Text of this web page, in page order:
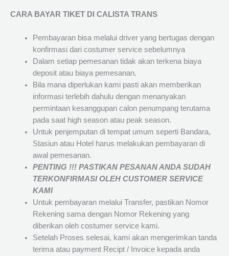
CARA BAYAR TIKET DI CALISTA TRANS
Pembayaran bisa melalui driver yang bertugas dengan
konfirmasi dari costumer service sebelumnya
Dalam setiap pemesanan tidak akan terkena biaya
deposit atau biaya pemesanan.
Bila mana diperlukan kami pasti akan memberikan
informasi terlebih dahulu dengan menanyakan
permintaan kesanggupan calon penumpang terutama
pada saat high season atau peak season.
Untuk penjemputan di tempat umum seperti Bandara,
Stasiun atau Hotel harus melakukan pembayaran di
awal pemesanan.
PENTING !!! PASTIKAN PESANAN ANDA SUDAH
TERKONFIRMASI OLEH CUSTOMER SERVICE
KAMI
Untuk pembayaran melalui Transfer, pastikan Nomor
Rekening sama dengan Nomor Rekening yang
diberikan oleh costumer service kami.
Setelah Proses selesai, kami akan mengerimkan tanda
terima atau payment Recipt / Invoice kepada anda